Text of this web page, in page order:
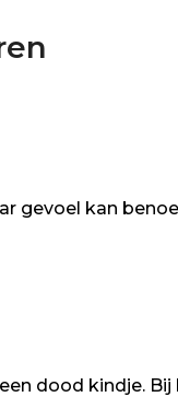
gevoel kan
dood kindje.